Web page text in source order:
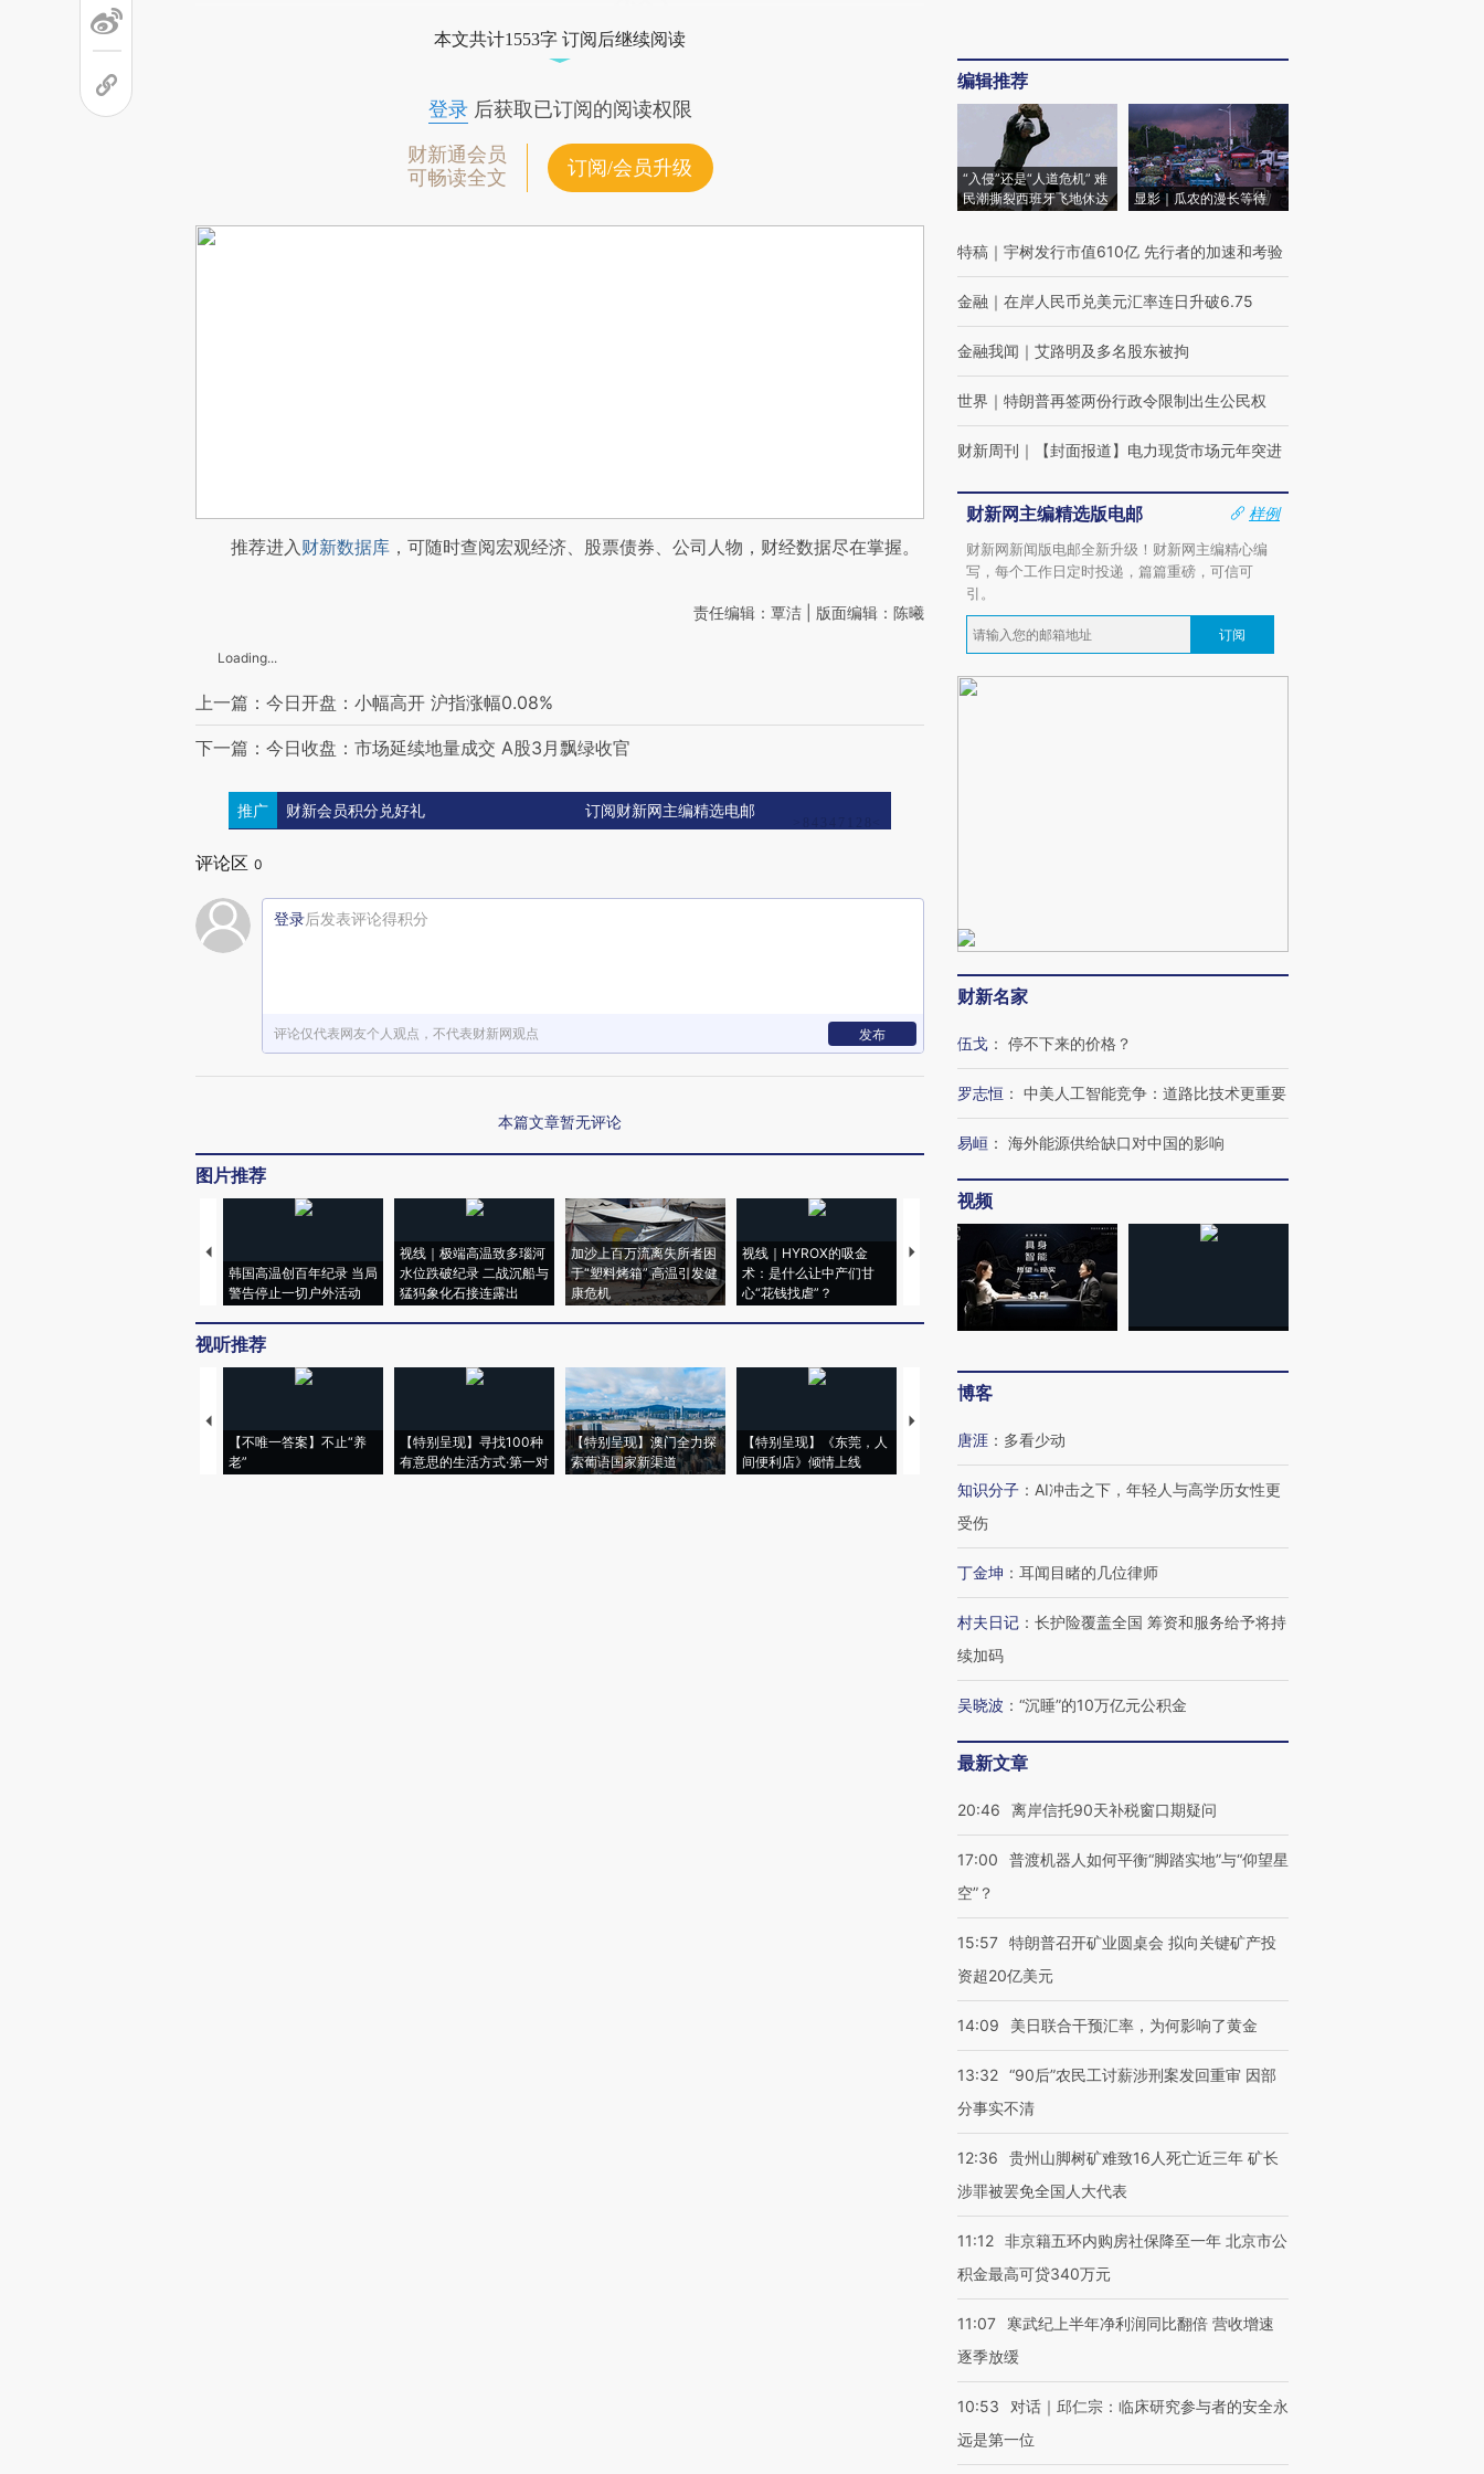
本文共计1553字 订阅后继续阅读
登录后获取已订阅的阅读权限
财新通会员
可畅读全文
订阅/会员升级
推荐进入财新数据库 ，可随时查阅宏观经济、股票债券、公司人物，财经数据尽在掌握。
责任编辑：覃洁 | 版面编辑：陈曦
Loading...
上一篇：今日开盘：小幅高开 沪指涨幅0.08%
下一篇：今日收盘：市场延续地量成交 A股3月飘绿收官
推广 财新会员积分兑好礼 订阅财新网主编精选电邮
评论区 0
登录后发表评论得积分
评论仅代表网友个人观点，不代表财新网观点 发布
本篇文章暂无评论
图片推荐
韩国高温创百年纪录 当局
警告停止一切户外活动
视线｜极端高温致多瑙河
水位跌破纪录 二战沉船与
猛犸象化石接连露出
加沙上百万流离失所者困
于“塑料烤箱” 高温引发健
康危机
视线｜HYROX的吸金
术：是什么让中产们甘
心“花钱找虐”？
马航飞行员跨国走私7万
粒摇头丸 尿检体内含3种
度Z世代 用街头抗争将教
育部长拱下台
视听推荐
【不唯一答案】不止“养
老”
【特别呈现】寻找100种
有意思的生活方式·第一对
【特别呈现】澳门全力探
索葡语国家新渠道
【特别呈现】《东莞，人
间便利店》倾情上线
【推广】走进第四届链博
会，让数智科技“链”接产
有意思的生活方式·第三对
住三大增长引擎是什么？
编辑推荐
“入侵”还是“人道危机” 难
民潮撕裂西班牙飞地休达
显影｜瓜农的漫长等待
特稿 ｜ 宇树发行市值610亿 先行者的加速和考验
金融 ｜ 在岸人民币兑美元汇率连日升破6.75
金融我闻 ｜ 艾路明及多名股东被拘
世界 ｜ 特朗普再签两份行政令限制出生公民权
财新周刊 ｜ 【封面报道】电力现货市场元年突进
财新网主编精选版电邮
样例
财新网新闻版电邮全新升级！财新网主编精心编
写，每个工作日定时投递，篇篇重磅，可信可
引。
订阅
财新名家
伍戈 ： 停不下来的价格？
罗志恒 ： 中美人工智能竞争：道路比技术更重要
易峘 ： 海外能源供给缺口对中国的影响
视频
博客
唐涯 ： 多看少动
知识分子 ： AI冲击之下，年轻人与高学历女性更
受伤
丁金坤 ： 耳闻目睹的几位律师
村夫日记 ： 长护险覆盖全国 筹资和服务给予将持
续加码
吴晓波 ： “沉睡”的10万亿元公积金
最新文章
20:46 离岸信托90天补税窗口期疑问
17:00
普渡机器人如何平衡“脚踏实地”与“仰望星
空”？
15:57 特朗普召开矿业圆桌会 拟向关键矿产投
资超20亿美元
14:09 美日联合干预汇率，为何影响了黄金
13:32 “90后”农民工讨薪涉刑案发回重审 因部
分事实不清
12:36
贵州山脚树矿难致16人死亡近三年 矿长
涉罪被罢免全国人大代表
11:12 非京籍五环内购房社保降至一年 北京市公
积金最高可贷340万元
11:07
寒武纪上半年净利润同比翻倍 营收增速
逐季放缓
10:53
对话｜邱仁宗：临床研究参与者的安全永
远是第一位